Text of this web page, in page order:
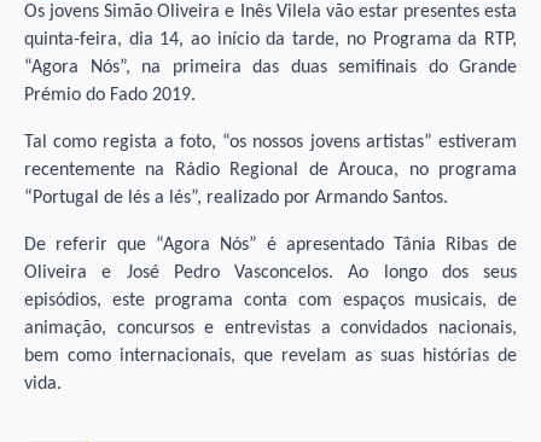
Os jovens Simão Oliveira e Inês Vilela vão estar presentes esta
quinta-feira, dia 14, ao início da tarde, no Programa da RTP,
“Agora Nós”, na primeira das duas semifinais do Grande
Prémio do Fado 2019.
Tal como regista a foto, “os nossos jovens artistas” estiveram
recentemente na Rádio Regional de Arouca, no programa
“Portugal de lés a lés”, realizado por Armando Santos.
De referir que “Agora Nós” é apresentado Tânia Ribas de
Oliveira e José Pedro Vasconcelos. Ao longo dos seus
episódios, este programa conta com espaços musicais, de
animação, concursos e entrevistas a convidados nacionais,
bem como internacionais, que revelam as suas histórias de
vida.